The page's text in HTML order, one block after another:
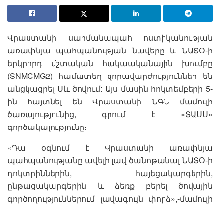
Վրաստանի սահմանապահ ոստիկանության
առափնյա պահպանության նավերը և ՆԱՏՕ-ի
երկրորդ մշտական հակաականային խումբը
(SNMCMG2) համատեղ զորավարժություններ են
անցկացրել Սև ծովում: Այս մասին հոկտեմբերի 5-
ին հայտնել են Վրաստանի ՆԳՆ մամուլի
ծառայությունից, գրում է «ՏԱՍՍ»
գործակալությունը։
«Դա օգնում է Վրաստանի առափնյա
պահպանությանը ավելի լավ ծանոթանալ ՆԱՏՕ-ի
դոկտրիններին, հայեցակարգերին,
ընթացակարգերին և ձեռք բերել ծովային
գործողություններում լավագույն փորձ»,-մամուլի